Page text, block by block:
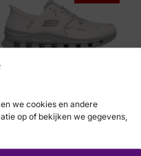
we cookies en andere
op of bekijken we gegevens,